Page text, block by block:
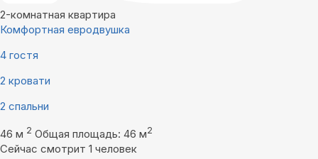
2-комнатная квартира
Комфортная евродвушка
4 гостя
2 кровати
2 спальни
46 м 2 Общая площадь: 46 м2
Сейчас смотрит 1 человек